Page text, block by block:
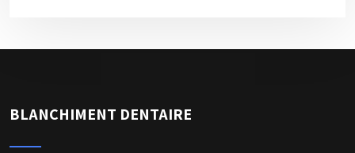
BLANCHIMENT DENTAIRE